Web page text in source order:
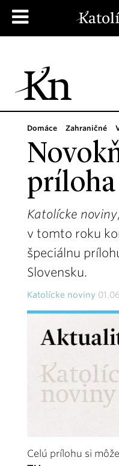
Domáce Zahraničné
príloha
Katolícke noviny
v tomto roku
špeciálnu
Slovensku.
Katolícke noviny
Celú prílohu si